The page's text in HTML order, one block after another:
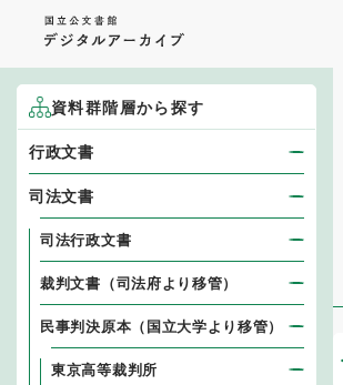
資料群階層から探す
行政文書
司法文書
司法行政文書
裁判文書（司法府より移管）
民事判決原本（国立大学より移管）
東京高等裁判所